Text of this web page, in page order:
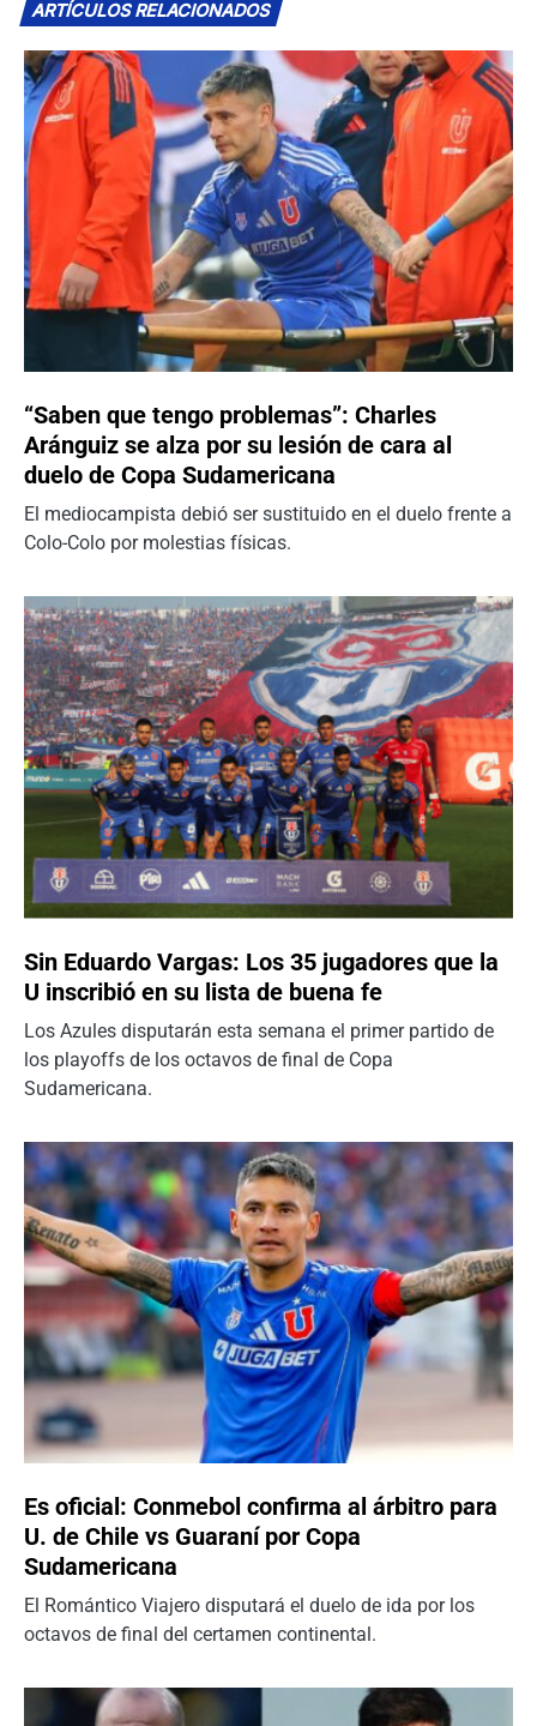
ARTÍCULOS RELACIONADOS
“Saben que tengo problemas”: Charles
Aránguiz se alza por su lesión de cara al
duelo de Copa Sudamericana
El mediocampista debió ser sustituido en el duelo frente a
Colo-Colo por molestias físicas.
Sin Eduardo Vargas: Los 35 jugadores que la
U inscribió en su lista de buena fe
Los Azules disputarán esta semana el primer partido de
los playoffs de los octavos de final de Copa
Sudamericana.
Es oficial: Conmebol confirma al árbitro para
U. de Chile vs Guaraní por Copa
Sudamericana
El Romántico Viajero disputará el duelo de ida por los
octavos de final del certamen continental.